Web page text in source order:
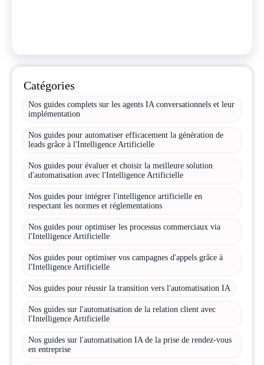
Catégories
Nos guides complets sur les agents IA conversationnels et leur
implémentation
Nos guides pour automatiser efficacement la génération de
leads grâce à l'Intelligence Artificielle
Nos guides pour évaluer et choisir la meilleure solution
d'automatisation avec l'Intelligence Artificielle
Nos guides pour intégrer l'intelligence artificielle en
respectant les normes et réglementations
Nos guides pour optimiser les processus commerciaux via
l'Intelligence Artificielle
Nos guides pour optimiser vos campagnes d'appels grâce à
l'Intelligence Artificielle
Nos guides pour réussir la transition vers l'automatisation IA
Nos guides sur l'automatisation de la relation client avec
l'Intelligence Artificielle
Nos guides sur l'automatisation IA de la prise de rendez-vous
en entreprise